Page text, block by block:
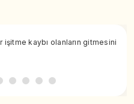
kaybı olanların gitmesini